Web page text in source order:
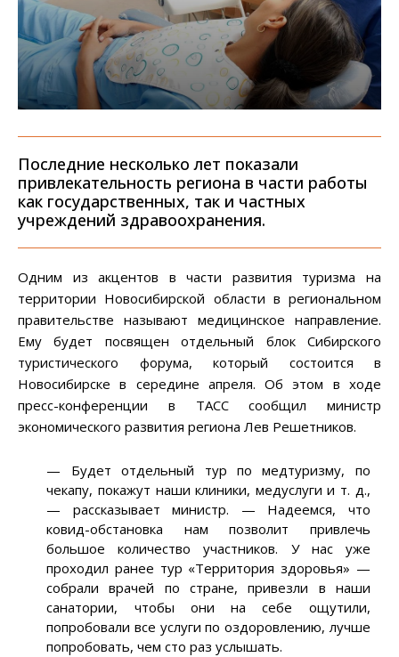
Последние несколько лет показали
привлекательность региона в части работы
как государственных, так и частных
учреждений здравоохранения.
Одним из акцентов в части развития туризма на
территории Новосибирской области в региональном
правительстве называют медицинское направление.
Ему будет посвящен отдельный блок Сибирского
туристического форума, который состоится в
Новосибирске в середине апреля. Об этом в ходе
пресс-конференции в ТАСС сообщил министр
экономического развития региона Лев Решетников.
— Будет отдельный тур по медтуризму, по
чекапу, покажут наши клиники, медуслуги и т. д.,
— рассказывает министр. — Надеемся, что
ковид-обстановка нам позволит привлечь
большое количество участников. У нас уже
проходил ранее тур «Территория здоровья» —
собрали врачей по стране, привезли в наши
санатории, чтобы они на себе ощутили,
попробовали все услуги по оздоровлению, лучше
попробовать, чем сто раз услышать.